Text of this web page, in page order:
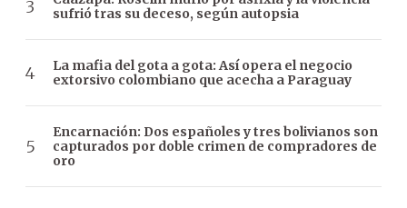
sufrió tras su deceso, según autopsia
La mafia del gota a gota: Así opera el negocio
extorsivo colombiano que acecha a Paraguay
Encarnación: Dos españoles y tres bolivianos son
capturados por doble crimen de compradores de
oro